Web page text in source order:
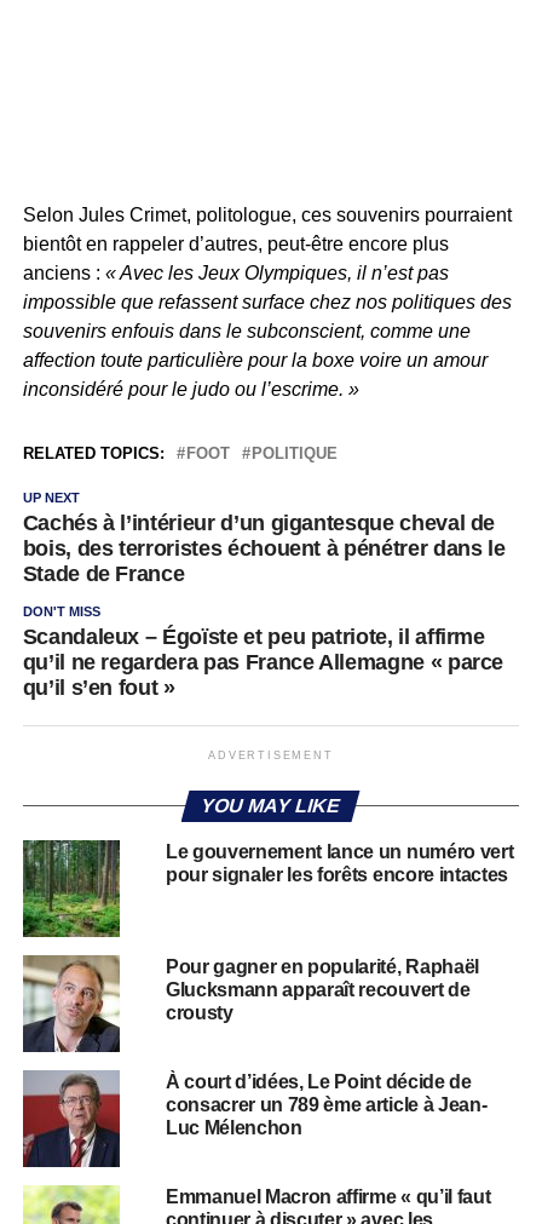
Selon Jules Crimet, politologue, ces souvenirs pourraient
bientôt en rappeler d’autres, peut-être encore plus
anciens : « Avec les Jeux Olympiques, il n’est pas
impossible que refassent surface chez nos politiques des
souvenirs enfouis dans le subconscient, comme une
affection toute particulière pour la boxe voire un amour
inconsidéré pour le judo ou l’escrime. »
RELATED TOPICS: FOOT POLITIQUE
UP NEXT
Cachés à l’intérieur d’un gigantesque cheval de
bois, des terroristes échouent à pénétrer dans le
Stade de France
DON'T MISS
Scandaleux – Égoïste et peu patriote, il affirme
qu’il ne regardera pas France Allemagne « parce
qu’il s’en fout »
ADVERTISEMENT
YOU MAY LIKE
Le gouvernement lance un numéro vert
pour signaler les forêts encore intactes
Pour gagner en popularité, Raphaël
Glucksmann apparaît recouvert de
crousty
À court d’idées, Le Point décide de
consacrer un 789 ème article à Jean-
Luc Mélenchon
Emmanuel Macron affirme « qu’il faut